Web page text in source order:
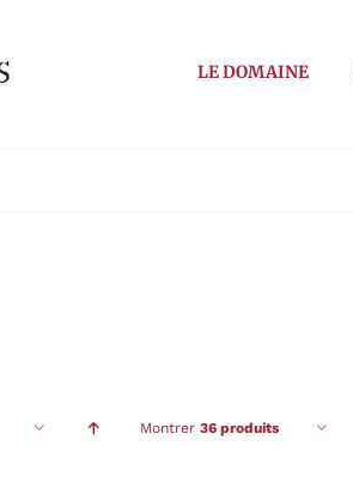
LE DOMAINE
Montrer 36 produits